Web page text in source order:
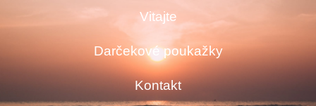
Vitajte
Darčekové poukažky
Kontakt